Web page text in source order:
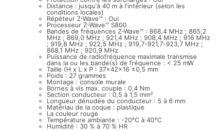
Distance : jusqu'à 40 m à l'intérieur (selon les
conditions locales)
Répéteur Z-Wave™ : Oui
Processeur Z-Wave™ S800
Bandes de fréquences Z-Wave™ : 868,4 MHz ; 865,2
MHz ; 869,0 MHz ; 921,4 MHz ; 908,4 MHz ; 916 MHz
; 919,8 MHz ; 922,5 MHz ; 919,7-921,7-923,7 MHz ;
868,1 MHz ; 920,9 MHz
Puissance de radiofréquence maximale transmise
dans la ou les bande(s) de fréquence : < 25 mW
Taille (H x L x P : 37x42x16 ±0,5 mm
Poids : 27 grammes
Montage : console murale
Bornes à vis max. couple : 0,4 Nm
Section conducteur : 0,5 à 1,5 mm²
Longueur dénudée du conducteur : 5 à 6 mm
Matériau de la coque : plastique
La couleur rouge
Température ambiante : -20°C à 40°C
Humidité : 30 % à 70 % HR